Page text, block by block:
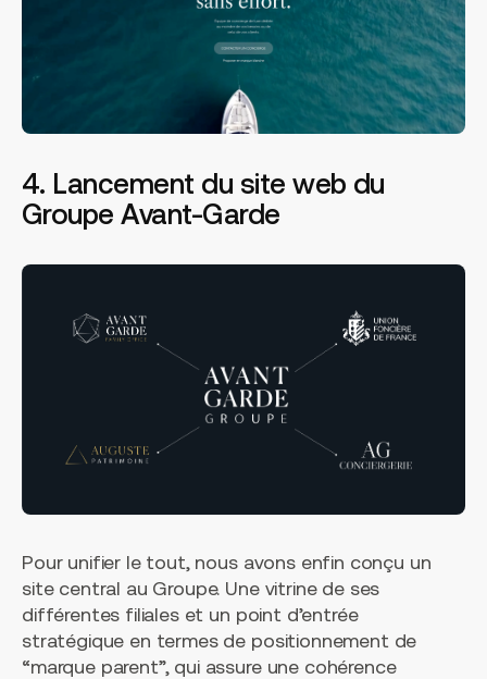
4. Lancement du site web du
Groupe Avant-Garde
Pour unifier le tout, nous avons enfin conçu un
site central au Groupe. Une vitrine de ses
différentes filiales et un point d’entrée
stratégique en termes de positionnement de
“marque parent”, qui assure une cohérence